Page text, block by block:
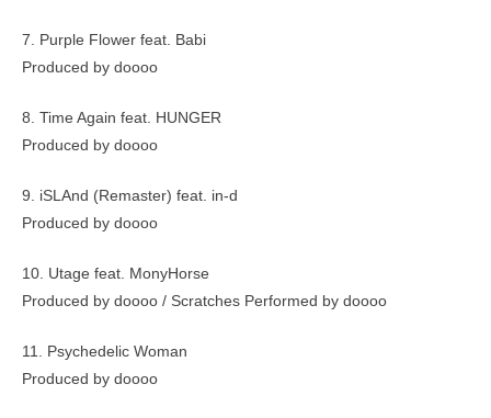
7. Purple Flower feat. Babi
Produced by doooo
8. Time Again feat. HUNGER
Produced by doooo
9. iSLAnd (Remaster) feat. in-d
Produced by doooo
10. Utage feat. MonyHorse
Produced by doooo / Scratches Performed by doooo
11. Psychedelic Woman
Produced by doooo